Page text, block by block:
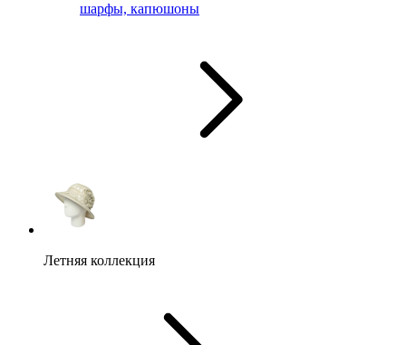
шарфы, капюшоны
Летняя коллекция